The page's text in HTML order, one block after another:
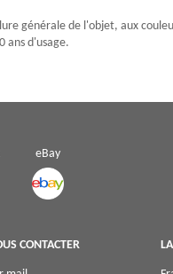
générale de l'objet, aux
ans d'usage.
eBay
CONTACTER